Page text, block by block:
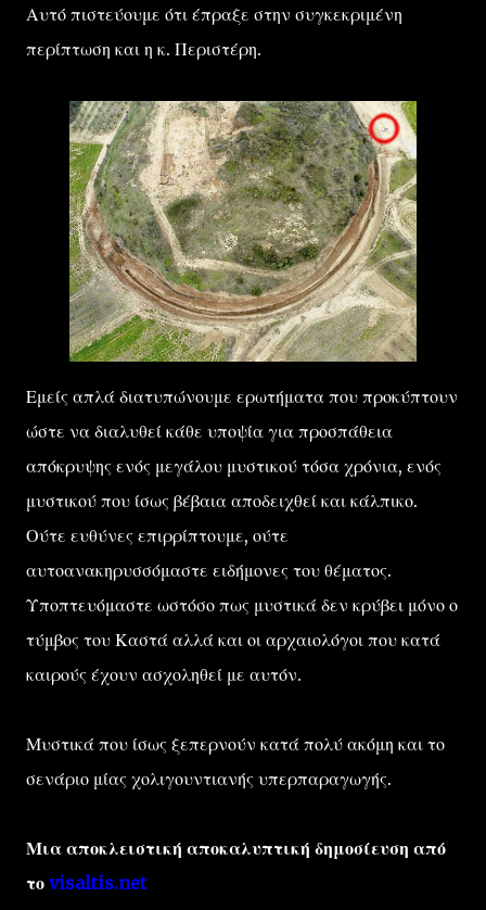
Αυτό πιστεύουμε ότι έπραξε στην συγκεκριμένη
περίπτωση και η κ. Περιστέρη.
Εμείς απλά διατυπώνουμε ερωτήματα που προκύπτουν
ώστε να διαλυθεί κάθε υποψία για προσπάθεια
απόκρυψης ενός μεγάλου μυστικού τόσα χρόνια, ενός
μυστικού που ίσως βέβαια αποδειχθεί και κάλπικο.
Ούτε ευθύνες επιρρίπτουμε, ούτε
αυτοανακηρυσσόμαστε ειδήμονες του θέματος.
Υποπτευόμαστε ωστόσο πως μυστικά δεν κρύβει μόνο ο
τύμβος του Καστά αλλά και οι αρχαιολόγοι που κατά
καιρούς έχουν ασχοληθεί με αυτόν.
Μυστικά που ίσως ξεπερνούν κατά πολύ ακόμη και το
σενάριο μίας χολιγουντιανής υπερπαραγωγής.
Μια αποκλειστική αποκαλυπτική δημοσίευση από
το visaltis.net